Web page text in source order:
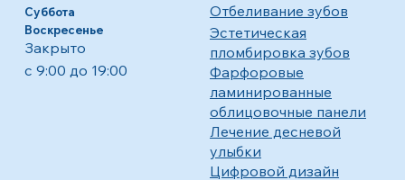
Воскресенье
Суббота
Закрыто
с 9:00 до 19:00
Отбеливание зубов
Эстетическая
пломбировка зубов
Фарфоровые
ламинированные
облицовочные панели
Лечение десневой
улыбки
Цифровой дизайн